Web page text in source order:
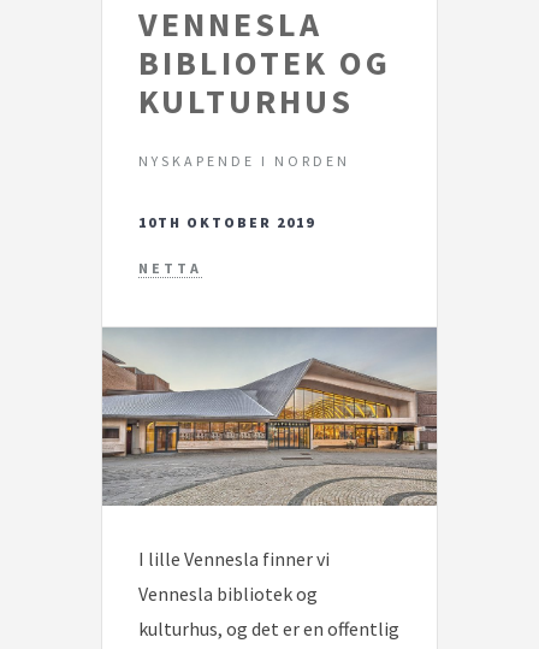
VENNESLA
BIBLIOTEK OG
KULTURHUS
NYSKAPENDE I NORDEN
10TH OKTOBER 2019
NETTA
I lille Vennesla finner vi
Vennesla bibliotek og
kulturhus, og det er en offentlig